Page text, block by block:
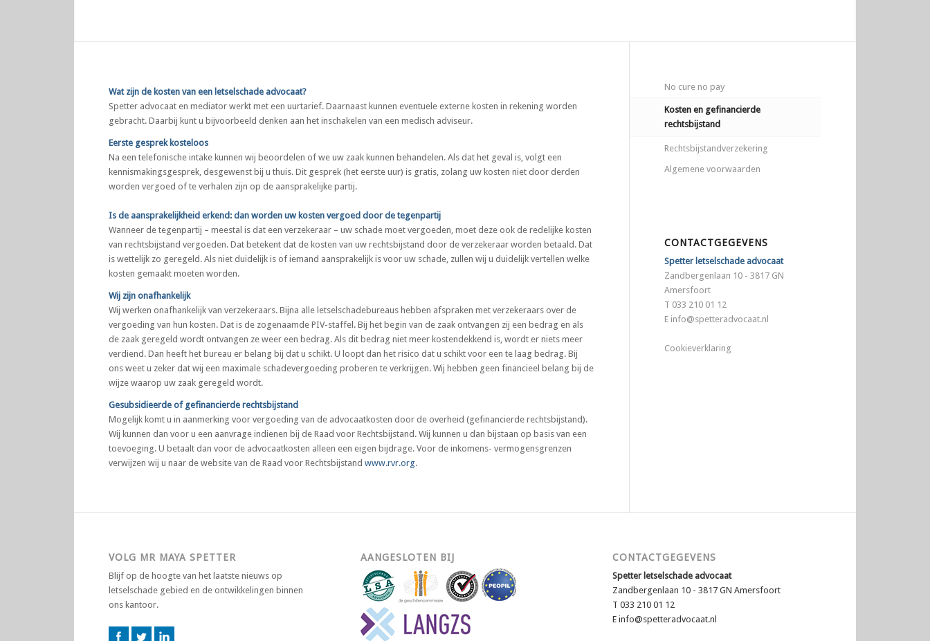
Wat zijn de kosten van een letselschade advocaat?
Spetter advocaat en mediator werkt met een uurtarief. Daarnaast kunnen eventuele externe kosten in rekening worden
gebracht. Daarbij kunt u bijvoorbeeld denken aan het inschakelen van een medisch adviseur.
Eerste gesprek kosteloos
Na een telefonische intake kunnen wij beoordelen of we uw zaak kunnen behandelen. Als dat het geval is, volgt een
kennismakingsgesprek, desgewenst bij u thuis. Dit gesprek (het eerste uur) is gratis, zolang uw kosten niet door derden
worden vergoed of te verhalen zijn op de aansprakelijke partij.
Is de aansprakelijkheid erkend: dan worden uw kosten vergoed door de tegenpartij
Wanneer de tegenpartij – meestal is dat een verzekeraar – uw schade moet vergoeden, moet deze ook de redelijke kosten
van rechtsbijstand vergoeden. Dat betekent dat de kosten van uw rechtsbijstand door de verzekeraar worden betaald. Dat
is wettelijk zo geregeld. Als niet duidelijk is of iemand aansprakelijk is voor uw schade, zullen wij u duidelijk vertellen welke
kosten gemaakt moeten worden.
Wij zijn onafhankelijk
Wij werken onafhankelijk van verzekeraars. Bijna alle letselschadebureaus hebben afspraken met verzekeraars over de
vergoeding van hun kosten. Dat is de zogenaamde PIV-staffel. Bij het begin van de zaak ontvangen zij een bedrag en als
de zaak geregeld wordt ontvangen ze weer een bedrag. Als dit bedrag niet meer kostendekkend is, wordt er niets meer
verdiend. Dan heeft het bureau er belang bij dat u schikt. U loopt dan het risico dat u schikt voor een te laag bedrag. Bij
ons weet u zeker dat wij een maximale schadevergoeding proberen te verkrijgen. Wij hebben geen financieel belang bij de
wijze waarop uw zaak geregeld wordt.
Gesubsidieerde of gefinancierde rechtsbijstand
Mogelijk komt u in aanmerking voor vergoeding van de advocaatkosten door de overheid (gefinancierde rechtsbijstand).
Wij kunnen dan voor u een aanvrage indienen bij de Raad voor Rechtsbijstand. Wij kunnen u dan bijstaan op basis van een
toevoeging. U betaalt dan voor de advocaatkosten alleen een eigen bijdrage. Voor de inkomens- vermogensgrenzen
verwijzen wij u naar de website van de Raad voor Rechtsbijstand www.rvr.org.
No cure no pay
Kosten en gefinancierde
rechtsbijstand
Rechtsbijstandverzekering
Algemene voorwaarden
CONTACTGEGEVENS
Spetter letselschade advocaat
Zandbergenlaan 10 - 3817 GN
Amersfoort
T 033 210 01 12
E info@spetteradvocaat.nl
Cookieverklaring
VOLG MR MAYA SPETTER
Blijf op de hoogte van het laatste nieuws op
letselschade gebied en de ontwikkelingen binnen
ons kantoor.
AANGESLOTEN BIJ CONTACTGEGEVENS
Spetter letselschade advocaat
Zandbergenlaan 10 - 3817 GN Amersfoort
T 033 210 01 12
E info@spetteradvocaat.nl